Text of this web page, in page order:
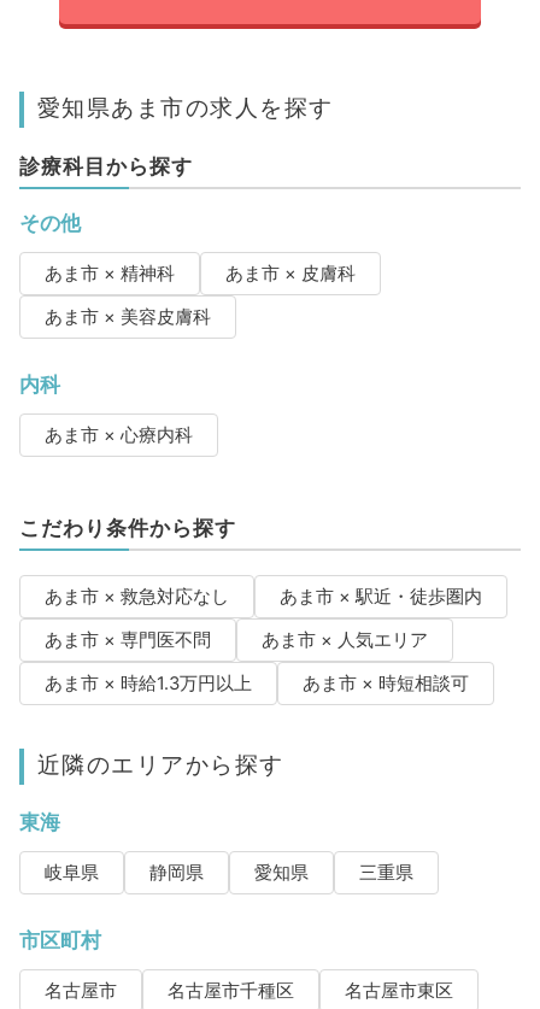
愛知県あま市の求人を探す
診療科目から探す
その他
あま市 × 精神科
あま市 × 皮膚科
あま市 × 美容皮膚科
内科
あま市 × 心療内科
こだわり条件から探す
あま市 × 救急対応なし
あま市 × 駅近・徒歩圏内
あま市 × 専門医不問
あま市 × 人気エリア
あま市 × 時給1.3万円以上
あま市 × 時短相談可
近隣のエリアから探す
東海
岐阜県 静岡県 愛知県 三重県
市区町村
名古屋市 名古屋市千種区
名古屋市東区